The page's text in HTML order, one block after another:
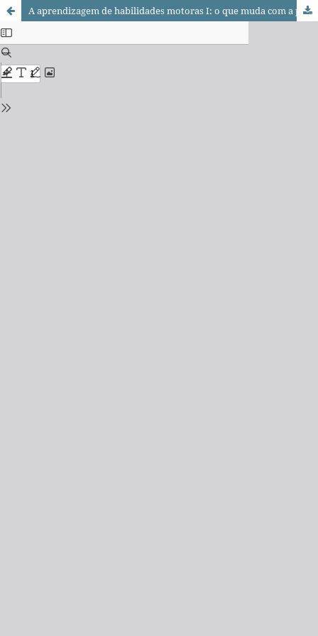
A aprendizagem de habilidades motoras I: o que muda com a prática?